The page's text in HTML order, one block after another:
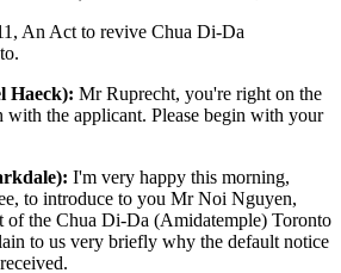
An Act to revive Chua Di-Da
Haeck): Mr Ruprecht, you're right on the
with the applicant. Please begin with your
I'm very happy this morning,
to introduce to you Mr Noi Nguyen,
of the Chua Di-Da (Amidatemple) Toronto
to us very briefly why the default notice